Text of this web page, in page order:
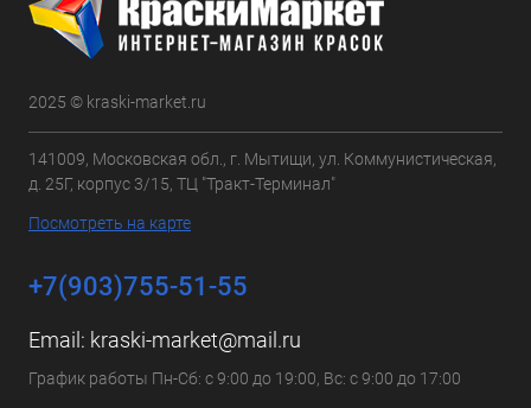
2025 © kraski-market.ru
141009, Московская обл., г. Мытищи, ул. Коммунистическая,
д. 25Г, корпус 3/15, ТЦ "Тракт-Терминал"
Посмотреть на карте
+7(903)755-51-55
Email: kraski-market@mail.ru
График работы Пн-Сб: с 9:00 до 19:00, Вс: с 9:00 до 17:00